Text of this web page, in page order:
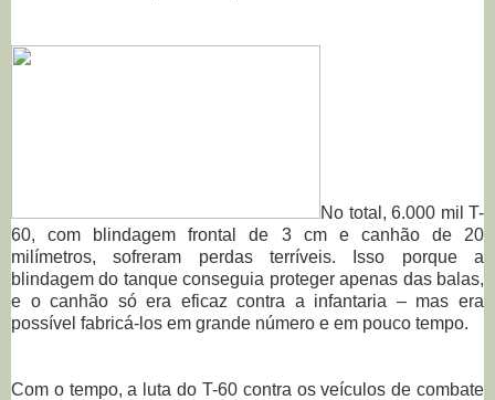
No total, 6.000 mil T-
60, com blindagem frontal de 3 cm e canhão de 20
milímetros, sofreram perdas terríveis. Isso porque a
blindagem do tanque conseguia proteger apenas das balas,
e o canhão só era eficaz contra a infantaria – mas era
possível fabricá-los em grande número e em pouco tempo.
Com o tempo, a luta do T-60 contra os veículos de combate